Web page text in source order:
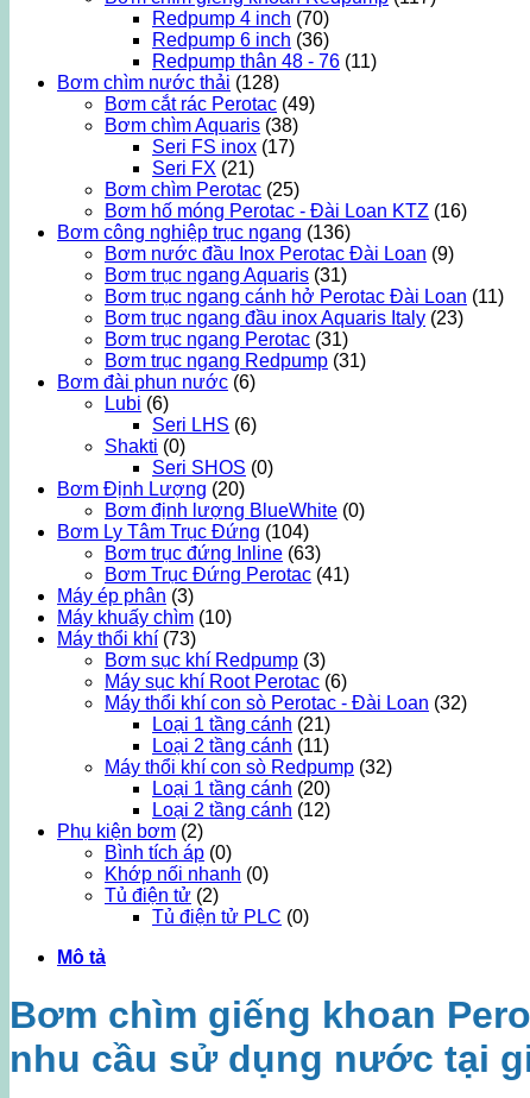
Redpump 4 inch (70)
Redpump 6 inch (36)
Redpump thân 48 - 76 (11)
Bơm chìm nước thải (128)
Bơm cắt rác Perotac (49)
Bơm chìm Aquaris (38)
Seri FS inox (17)
Seri FX (21)
Bơm chìm Perotac (25)
Bơm hố móng Perotac - Đài Loan KTZ (16)
Bơm công nghiệp trục ngang (136)
Bơm nước đầu Inox Perotac Đài Loan (9)
Bơm trục ngang Aquaris (31)
Bơm trục ngang cánh hở Perotac Đài Loan (11)
Bơm trục ngang đầu inox Aquaris Italy (23)
Bơm trục ngang Perotac (31)
Bơm trục ngang Redpump (31)
Bơm đài phun nước (6)
Lubi (6)
Seri LHS (6)
Shakti (0)
Seri SHOS (0)
Bơm Định Lượng (20)
Bơm định lượng BlueWhite (0)
Bơm Ly Tâm Trục Đứng (104)
Bơm trục đứng Inline (63)
Bơm Trục Đứng Perotac (41)
Máy ép phân (3)
Máy khuấy chìm (10)
Máy thổi khí (73)
Bơm sục khí Redpump (3)
Máy sục khí Root Perotac (6)
Máy thổi khí con sò Perotac - Đài Loan (32)
Loại 1 tầng cánh (21)
Loại 2 tầng cánh (11)
Máy thổi khí con sò Redpump (32)
Loại 1 tầng cánh (20)
Loại 2 tầng cánh (12)
Phụ kiện bơm (2)
Bình tích áp (0)
Khớp nối nhanh (0)
Tủ điện tử (2)
Tủ điện tử PLC (0)
Mô tả
Bơm chìm giếng khoan
nhu cầu sử dụng nước tại